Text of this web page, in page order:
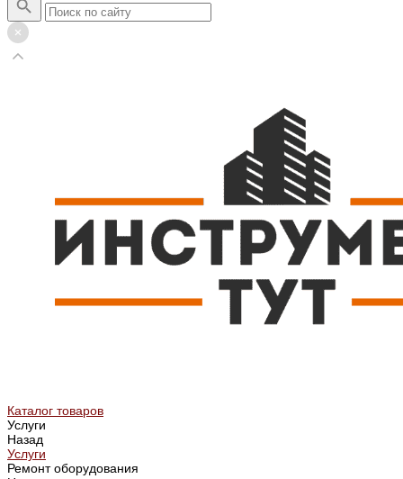
Каталог товаров
Услуги
Назад
Услуги
Ремонт оборудования